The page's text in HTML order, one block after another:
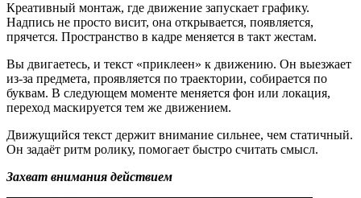
Креативный монтаж, где движение запускает графику.
Надпись не просто висит, она открывается, появляется,
прячется. Пространство в кадре меняется в такт жестам.
Вы двигаетесь, и текст «приклеен» к движению. Он выезжает
из-за предмета, проявляется по траектории, собирается по
буквам. В следующем моменте меняется фон или локация,
переход маскируется тем же движением.
Движущийся текст держит внимание сильнее, чем статичный.
Он задаёт ритм ролику, помогает быстро считать смысл.
Захват внимания действием